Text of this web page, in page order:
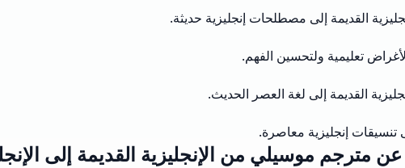
القديمة إلى مصطلحات إنجليزية حديثة.
تعليمية ولتحسين الفهم.
القديمة إلى لغة العصر الحديث.
تنسيقات إنجليزية معاصرة.
مترجم موسيلي من الإنجليزية القديمة إلى